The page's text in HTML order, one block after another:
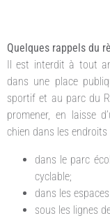
Quelques rappels du
Il est interdit à tout
dans une place
sportif et au parc du
promener, en laisse
chien dans les
dans le parc
cyclable;
dans les
sous les lignes